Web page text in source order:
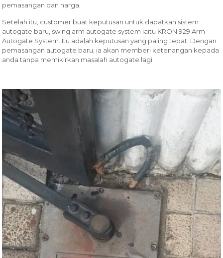
pemasangan dan harga.
Setelah itu, customer buat keputusan untuk dapatkan sistem
autogate baru, swing arm autogate system iaitu KRON 929 Arm
Autogate System. Itu adalah keputusan yang paling tepat. Dengan
pemasangan autogate baru, ia akan memberi ketenangan kepada
anda tanpa memikirkan masalah autogate lagi.